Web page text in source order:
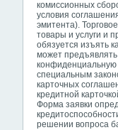
комиссионных
условия
эмитента).
товары и услуги и
обязуется изъять
может
конфиденциальную
специальным
карточных
кредитной
Форма заявки
решении вопроса